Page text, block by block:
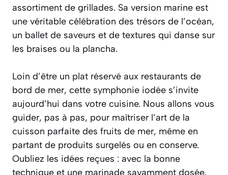
assortiment de grillades. Sa version marine est
une véritable célébration des trésors de l’océan,
un ballet de saveurs et de textures qui danse sur
les braises ou la plancha.
Loin d’être un plat réservé aux restaurants de
bord de mer, cette symphonie iodée s’invite
aujourd’hui dans votre cuisine. Nous allons vous
guider, pas à pas, pour maîtriser l’art de la
cuisson parfaite des fruits de mer, même en
partant de produits surgelés ou en conserve.
Oubliez les idées reçues : avec la bonne
technique et une marinade savamment dosée,